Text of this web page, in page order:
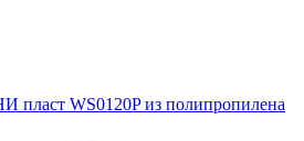
пласт WS0120P из полипропилена